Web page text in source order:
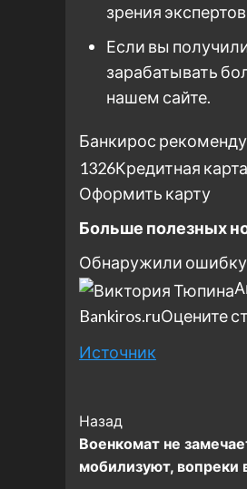
зрения
Если вы
зарабатывать
нашем сайте.
Банкирос
1326Кредитная
Оформить карту
Больше полезных
Обнаружили
Bankiros.ruОцените
Источник
Post
Navigation
Назад
Военкомат не
мобилизуют, вопреки